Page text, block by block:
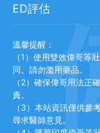
ED評估
溫馨提醒：
（1）使用雙效偉哥等
同。請勿濫用藥品。
（2）確保偉哥用法正
責。
（3）本站資訊僅供參
尋求醫師意見。